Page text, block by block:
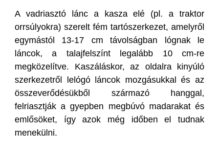
A vadriasztó lánc a kasza elé (pl. a traktor
orrsúlyokra) szerelt fém tartószerkezet, amelyről
egymástól 13-17 cm távolságban lógnak le
láncok, a talajfelszínt legalább 10 cm-re
megközelítve. Kaszáláskor, az oldalra kinyúló
szerkezetről lelógó láncok mozgásukkal és az
összeverődésükből származó hanggal,
felriasztják a gyepben megbúvó madarakat és
emlősöket, így azok még időben el tudnak
menekülni.